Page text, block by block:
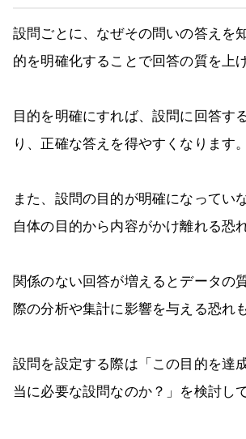
設問ごとに、なぜその問いの答えを
的を明確化することで回答の質を上
目的を明確にすれば、設問に回答す
り、正確な答えを得やすくなります。
また、設問の目的が明確になってい
自体の目的から内容がかけ離れる恐
関係のない回答が増えるとデータの
際の分析や集計に影響を与える恐れ
設問を設定する際は「この目的を達
当に必要な設問なのか？」を検討し